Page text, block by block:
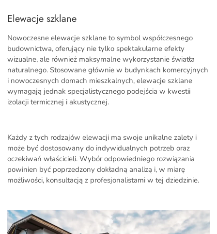
Elewacje szklane
Nowoczesne elewacje szklane to symbol współczesnego
budownictwa, oferujący nie tylko spektakularne efekty
wizualne, ale również maksymalne wykorzystanie światła
naturalnego. Stosowane głównie w budynkach komercyjnych
i nowoczesnych domach mieszkalnych, elewacje szklane
wymagają jednak specjalistycznego podejścia w kwestii
izolacji termicznej i akustycznej.
Każdy z tych rodzajów elewacji ma swoje unikalne zalety i
może być dostosowany do indywidualnych potrzeb oraz
oczekiwań właścicieli. Wybór odpowiedniego rozwiązania
powinien być poprzedzony dokładną analizą i, w miarę
możliwości, konsultacją z profesjonalistami w tej dziedzinie.